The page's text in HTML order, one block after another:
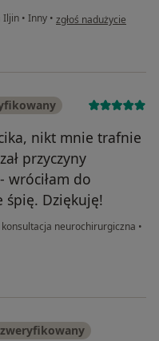
Iljin • Inny • w opinii użytkownika
zgłoś nadużycie
nikt mnie trafnie
przyczyny
wróciłam do
śpię. Dziękuję!
konsultacja neurochirurgiczna •